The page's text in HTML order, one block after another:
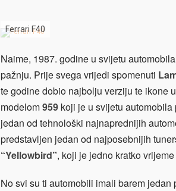
Ferrari F40
Naime, 1987. godine u svijetu
pažnju. Prije svega vrijedi spomenuti
te godine dobio najbolju verziju te ikone
modelom959 koji je u svijetu
jedan od tehnološki najnaprednijih
predstavljen jedan od najposebnijih
“Yellowbird”, koji je jedno kratko
No svi su ti automobili imali barem jedan